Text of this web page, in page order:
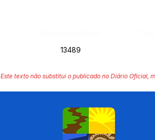
13489
Este texto não substitui o publicado no Diário Oficial,